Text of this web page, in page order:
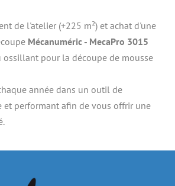
de l'atelier (+225 m²) et achat d'une
Mécanuméric - MecaPro 3015
pour la découpe de mousse
année dans un outil de
et performant afin de vous offrir une